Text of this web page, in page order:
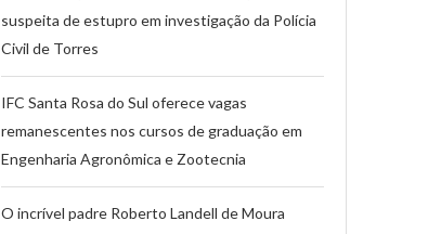
suspeita de estupro em investigação da Polícia
Civil de Torres
IFC Santa Rosa do Sul oferece vagas
remanescentes nos cursos de graduação em
Engenharia Agronômica e Zootecnia
O incrível padre Roberto Landell de Moura